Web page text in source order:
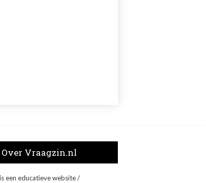
Over Vraagzin.nl
is een educatieve website /